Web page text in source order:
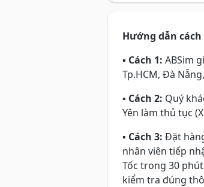
Hướng dẫn
▪ Cách 1: ABSim
Tp.HCM, Đà
▪ Cách 2: Quý
Yên làm thủ tục
▪ Cách 3: Đặt
nhân viên tiếp
Tốc trong 30
kiểm tra đúng